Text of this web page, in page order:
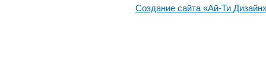
Создание сайта «Ай-Ти